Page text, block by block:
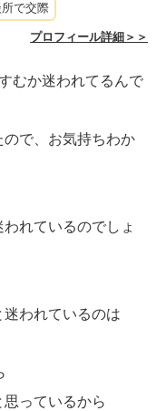
で交際
プロフィール詳細＞＞
むか迷われてるんで
で、お気持ちわか
れているのでしょ
われているのは
っているから